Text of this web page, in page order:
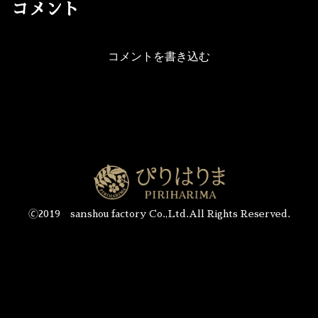
コメント
コメントを書き込む
🄫2019 sanshou factory Co.,Ltd.All Rights Reserved.